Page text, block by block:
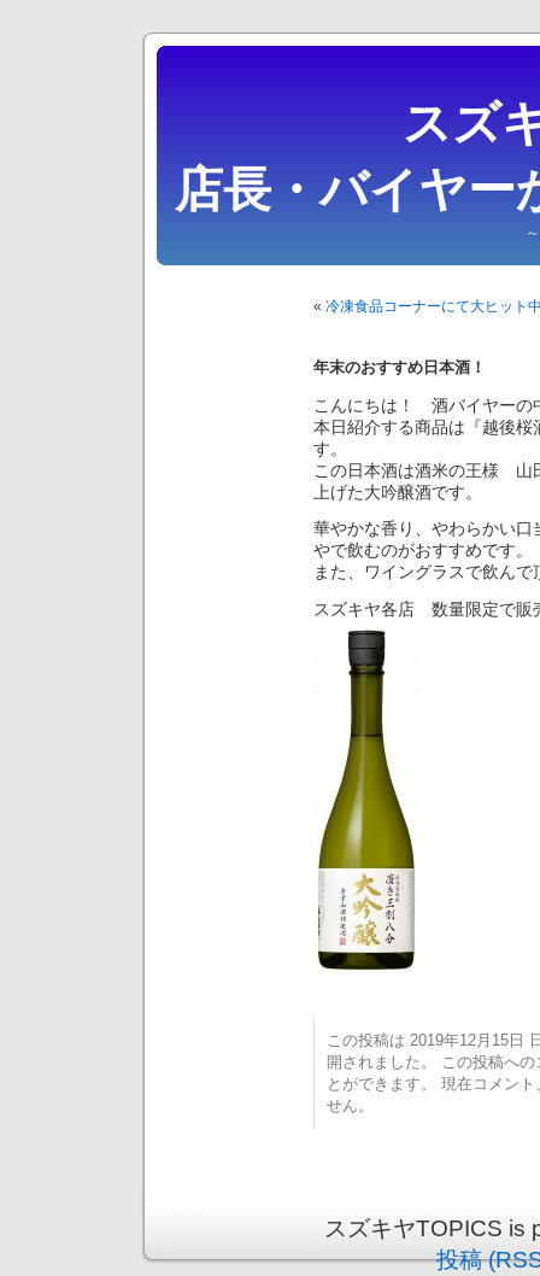
スズ
店長・バイヤー
« 冷凍食品コーナーにて大ヒット
年末のおすすめ日本酒！
こんにちは！ 酒バイヤーの
本日紹介する商品は『越後
す。
この日本酒は酒米の王様 山
上げた大吟醸酒です。
華やかな香り、やわらかい
やで飲むのがおすすめです。
また、ワイングラスで飲ん
スズキヤ各店 数量限定で販
この投稿は 2019年12月15日
開されました。 この投稿へ
とができます。 現在コメン
せん。
スズキヤTOPICS
投稿